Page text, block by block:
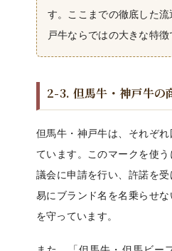
す。ここまでの徹底した
戸牛ならではの大きな特徴
2-3. 但馬牛・神戸牛の
但馬牛・神戸牛は、それぞ
ています。このマークを使
議会に申請を行い、許諾を
易にブランド名を名乗らせ
を守っています。